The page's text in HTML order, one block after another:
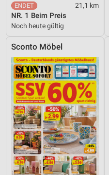
21,1 km
NR. 1 Beim Preis
Noch heute gültig
Sconto Möbel